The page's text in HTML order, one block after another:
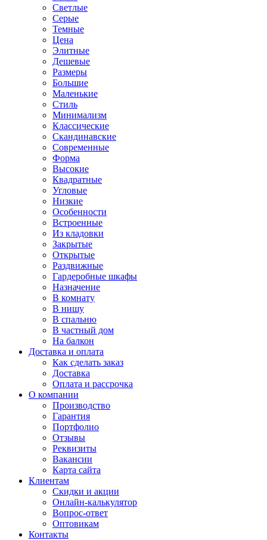
Светлые
Серые
Темные
Цена
Элитные
Дешевые
Размеры
Большие
Маленькие
Стиль
Минимализм
Классические
Скандинавские
Современные
Форма
Высокие
Квадратные
Угловые
Низкие
Особенности
Встроенные
Из кладовки
Закрытые
Открытые
Раздвижные
Гардеробные шкафы
Назначение
В комнату
В нишу
В спальню
В частный дом
На балкон
Доставка и оплата
Как сделать заказ
Доставка
Оплата и рассрочка
О компании
Производство
Гарантия
Портфолио
Отзывы
Реквизиты
Вакансии
Карта сайта
Клиентам
Скидки и акции
Онлайн-калькулятор
Вопрос-ответ
Оптовикам
Контакты